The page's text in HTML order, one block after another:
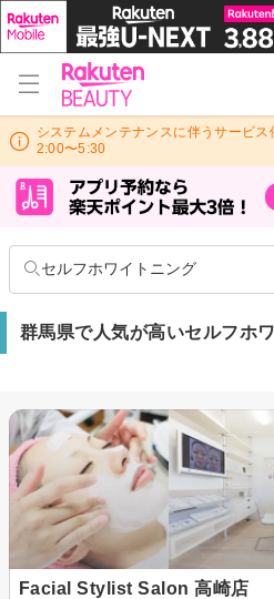
システムメンテナンスに伴うサービ
2:00〜5:30
セルフホワイトニング
群馬県で人気が高いセルフホ
Facial Stylist Salon 高崎店